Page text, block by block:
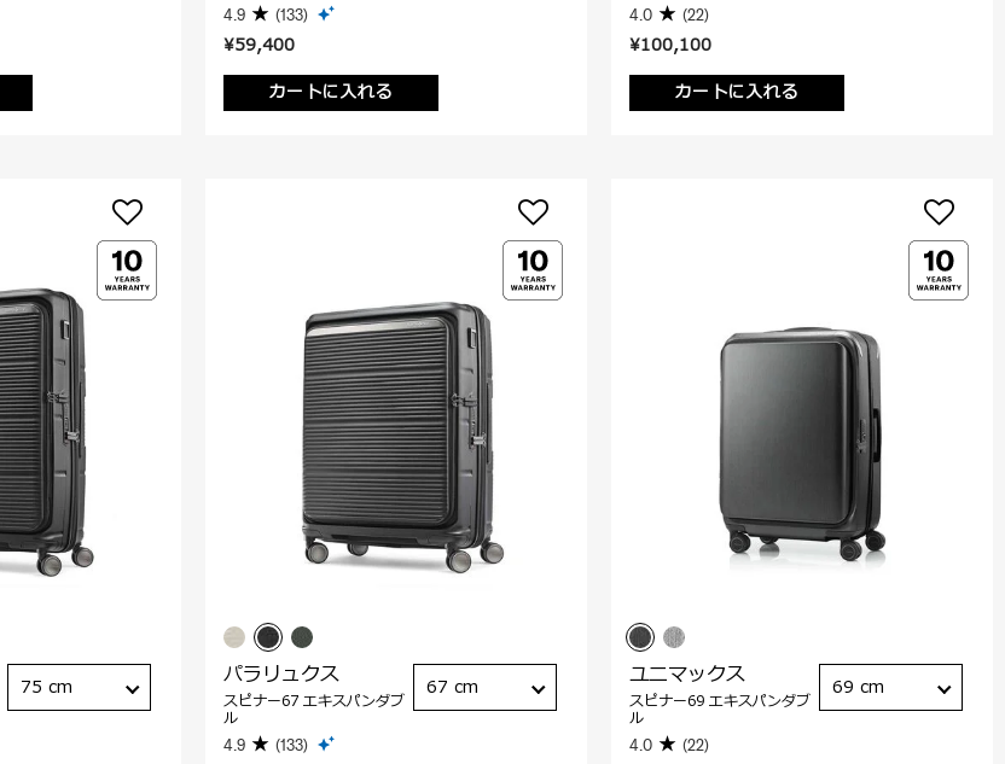
¥59,400
カートに入れる
4.9 (133)
¥100,100
カートに入れる
4.0 (22)
75 cm パラリュクス
スピナー67 エキスパンダブ
ル
4.9 (133)
67 cm ユニマックス
スピナー69 エキスパンダブ
ル
4.0 (22)
69 cm